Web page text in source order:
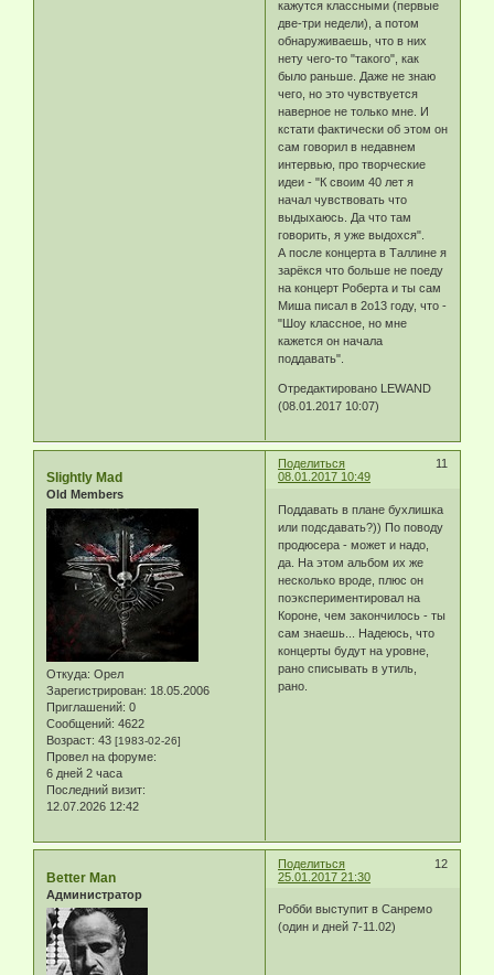
кажутся классными (первые
две-три недели), а потом
обнаруживаешь, что в них
нету чего-то "такого", как
было раньше. Даже не знаю
чего, но это чувствуется
наверное не только мне. И
кстати фактически об этом он
сам говорил в недавнем
интервью, про творческие
идеи - "К своим 40 лет я
начал чувствовать что
выдыхаюсь. Да что там
говорить, я уже выдохся".
А после концерта в Таллине я
зарёкся что больше не поеду
на концерт Роберта и ты сам
Миша писал в 2о13 году, что -
"Шоу классное, но мне
кажется он начала
поддавать".
Отредактировано LEWAND
(08.01.2017 10:07)
Поделиться
11
08.01.2017 10:49
Slightly Mad
Old Members
Откуда: Орел
Зарегистрирован: 18.05.2006
Приглашений: 0
Сообщений: 4622
Возраст: 43 [1983-02-26]
Провел на форуме:
6 дней 2 часа
Последний визит:
12.07.2026 12:42
Поддавать в плане бухлишка
или подсдавать?)) По поводу
продюсера - может и надо,
да. На этом альбом их же
несколько вроде, плюс он
поэкспериментировал на
Короне, чем закончилось - ты
сам знаешь... Надеюсь, что
концерты будут на уровне,
рано списывать в утиль,
рано.
Поделиться
12
25.01.2017 21:30
Better Man
Администратор
Робби выступит в Санремо
(один и дней 7-11.02)